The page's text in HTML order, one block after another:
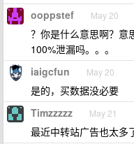
ooppstef May 20
？你是什么意思啊？意
100%泄漏吗。。。
iaigcfun May 20
是的，买数据没必要
Timzzzzz May 21
最近中转站广告也太多